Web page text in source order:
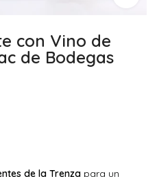
con Vino de
de Bodegas
de la Trenza para un